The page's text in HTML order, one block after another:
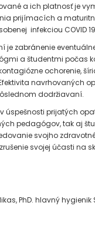
a ich platnosť je
prijímacích a
infekciou COVID
je zabránenie
a študentmi počas
ochorenie,
navrhovaných
dodržiavaní.
úspešnosti prijatých
pedagógov, tak aj
svojho
svojej účasti na
PhD. hlavný